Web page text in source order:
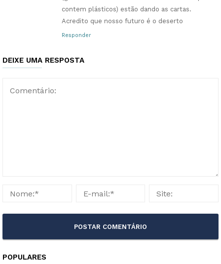
contem plásticos) estão dando as cartas.
Acredito que nosso futuro é o deserto
Responder
DEIXE UMA RESPOSTA
POPULARES